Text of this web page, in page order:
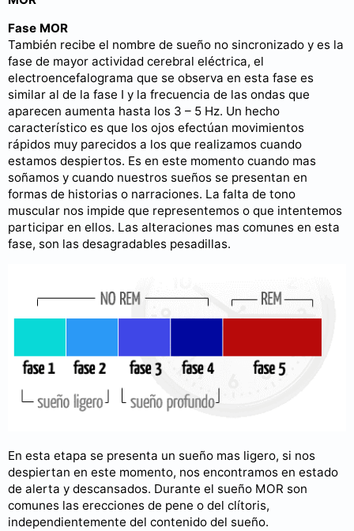
Fase MOR
También recibe el nombre de sueño no sincronizado y es la
fase de mayor actividad cerebral eléctrica, el
electroencefalograma que se observa en esta fase es
similar al de la fase I y la frecuencia de las ondas que
aparecen aumenta hasta los 3 – 5 Hz. Un hecho
característico es que los ojos efectúan movimientos
rápidos muy parecidos a los que realizamos cuando
estamos despiertos. Es en este momento cuando mas
soñamos y cuando nuestros sueños se presentan en
formas de historias o narraciones. La falta de tono
muscular nos impide que representemos o que intentemos
participar en ellos. Las alteraciones mas comunes en esta
fase, son las desagradables pesadillas.
En esta etapa se presenta un sueño mas ligero, si nos
despiertan en este momento, nos encontramos en estado
de alerta y descansados. Durante el sueño MOR son
comunes las erecciones de pene o del clítoris,
independientemente del contenido del sueño.